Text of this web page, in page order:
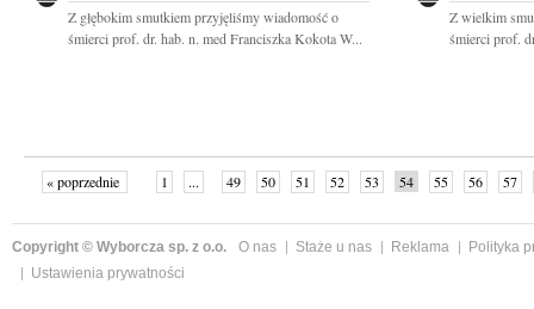
Z głębokim smutkiem przyjęliśmy wiadomość o
śmierci prof. dr. hab. n. med Franciszka Kokota W...
Z wielkim
śmierci prof.
« poprzednie 1 ... 49 50 51 52 53 54 55 56
57
Copyright © Wyborcza sp. z o.o. O nas Staże u nas Reklama
Polityka
Ustawienia prywatności